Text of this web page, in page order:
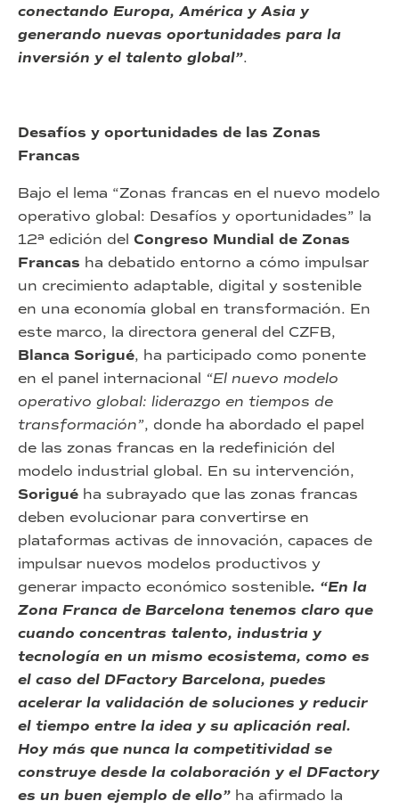
conectando Europa, América y Asia y
generando nuevas oportunidades para la
inversión y el talento global”.
Desafíos y oportunidades de las Zonas
Francas
Bajo el lema “Zonas francas en el nuevo modelo
operativo global: Desafíos y oportunidades” la
12ª edición del Congreso Mundial de Zonas
Francas ha debatido entorno a cómo impulsar
un crecimiento adaptable, digital y sostenible
en una economía global en transformación. En
este marco, la directora general del CZFB,
Blanca Sorigué, ha participado como ponente
en el panel internacional “El nuevo modelo
operativo global: liderazgo en tiempos de
transformación”, donde ha abordado el papel
de las zonas francas en la redefinición del
modelo industrial global. En su intervención,
Sorigué ha subrayado que las zonas francas
deben evolucionar para convertirse en
plataformas activas de innovación, capaces de
impulsar nuevos modelos productivos y
generar impacto económico sostenible. “En la
Zona Franca de Barcelona tenemos claro que
cuando concentras talento, industria y
tecnología en un mismo ecosistema, como es
el caso del DFactory Barcelona, puedes
acelerar la validación de soluciones y reducir
el tiempo entre la idea y su aplicación real.
Hoy más que nunca la competitividad se
construye desde la colaboración y el DFactory
es un buen ejemplo de ello” ha afirmado la